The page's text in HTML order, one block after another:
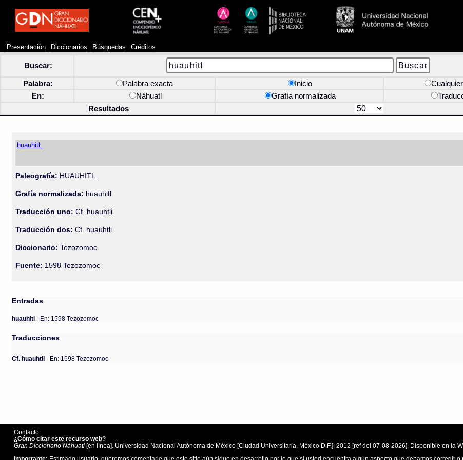
Presentación Diccionarios Búsquedas Créditos
Buscar:
Palabra: Palabra exacta Inicio
En:
Náhuatl Grafía normalizada
Resultados
huauhitl
Paleografía: HUAUHITL
Grafía normalizada: huauhitl
Traducción uno: Cf. huauhtli
Traducción dos: Cf. huauhtli
Diccionario:Tezozomoc
Fuente: 1598 Tezozomoc
Entradas
huauhitl- En: 1598 Tezozomoc
Traducciones
Cf. huauhtli - En: 1598 Tezozomoc
Contacto
¿Cómo citar este recurso web?
Gran Diccionario Náhuatl[en línea]. Universidad Nacional Autónoma de México [Ciudad Universitaria, México D.F.]: 2012 [ref del 07-08-2026]. Disponible en la